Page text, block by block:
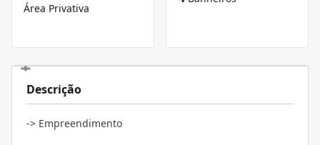
Área Privativa
Descrição
-> Empreendimento